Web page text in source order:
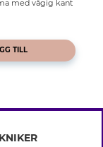
med vågig kant
TILL